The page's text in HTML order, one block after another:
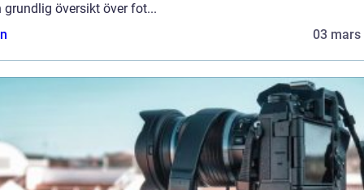
grundlig översikt över fot...
03 mars